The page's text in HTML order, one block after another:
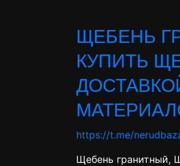
ЩЕБЕНЬ
КУПИТЬ
https://t.me/
Щебень гранитный,